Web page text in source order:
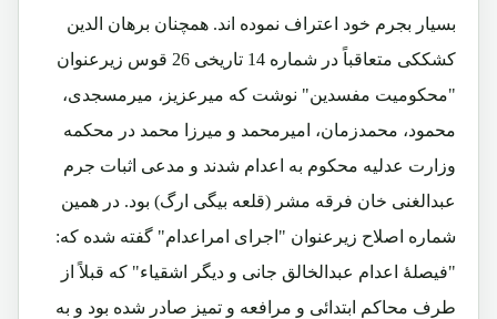
بسیار بجرم خود اعتراف نموده اند. همچنان برهان الدین
کشککی متعاقباً در شماره 14 تاریخی 26 قوس زیرعنوان
"محکومیت مفسدین" نوشت که میرعزیز، میرمسجدی،
محمود، محمدزمان، امیرمحمد و میرزا محمد در محکمه
وزارت عدلیه محکوم به اعدام شدند و مدعی اثبات جرم
عبدالغنی خان فرقه مشر (قلعه بیگی ارگ) بود. در همین
شماره اصلاح زیرعنوان "اجرای امراعدام" گفته شده که:
"فیصلۀ اعدام عبدالخالق جانی و دیگر اشقیاء" که قبلاً از
طرف محاکم ابتدائی و مرافعه و تمیز صادر شده بود و به